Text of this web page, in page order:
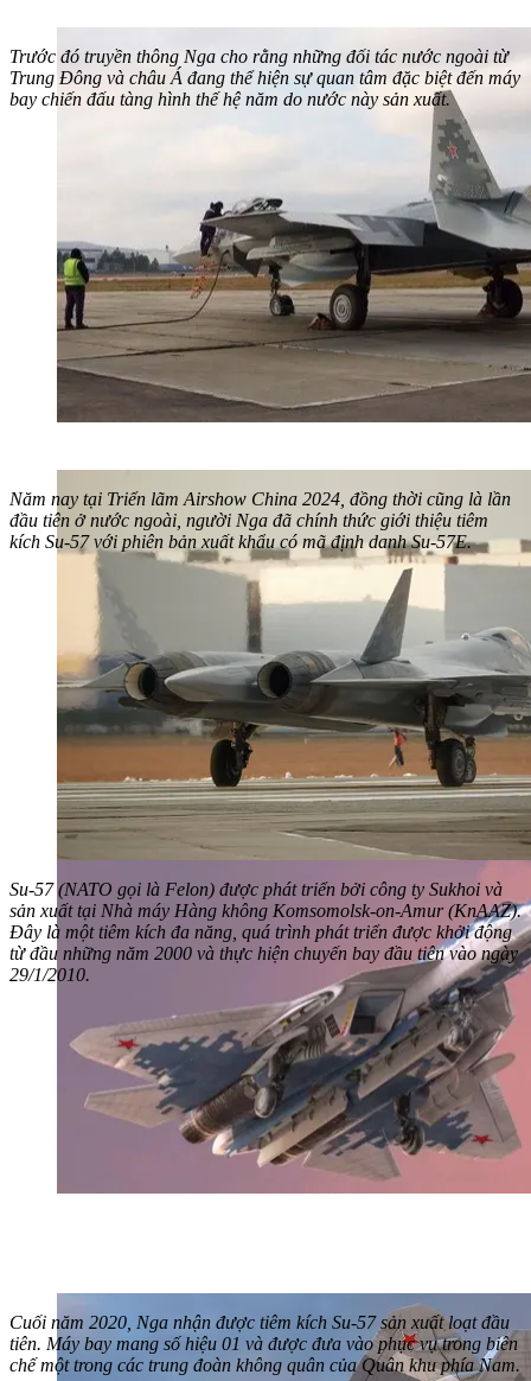
Trước đó truyền thông Nga cho rằng những đối tác nước ngoài từ
Trung Đông và châu Á đang thể hiện sự quan tâm đặc biệt đến máy
bay chiến đấu tàng hình thế hệ năm do nước này sản xuất.
Năm nay tại Triển lãm Airshow China 2024, đồng thời cũng là lần
đầu tiên ở nước ngoài, người Nga đã chính thức giới thiệu tiêm
kích Su-57 với phiên bản xuất khẩu có mã định danh Su-57E.
Su-57 (NATO gọi là Felon) được phát triển bởi công ty Sukhoi và
sản xuất tại Nhà máy Hàng không Komsomolsk-on-Amur (KnAAZ).
Đây là một tiêm kích đa năng, quá trình phát triển được khởi động
từ đầu những năm 2000 và thực hiện chuyến bay đầu tiên vào ngày
29/1/2010.
Cuối năm 2020, Nga nhận được tiêm kích Su-57 sản xuất loạt đầu
tiên. Máy bay mang số hiệu 01 và được đưa vào phục vụ trong biên
chế một trong các trung đoàn không quân của Quân khu phía Nam.